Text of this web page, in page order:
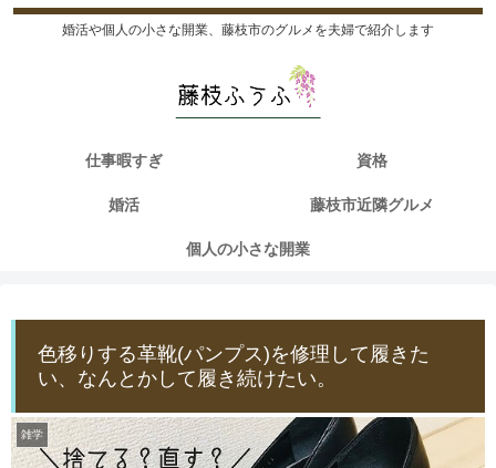
婚活や個人の小さな開業、藤枝市のグルメを夫婦で紹介します
仕事暇すぎ 資格
婚活 藤枝市近隣グルメ
個人の小さな開業
色移りする革靴(パンプス)を修理して履きた
い、なんとかして履き続けたい。
雑学